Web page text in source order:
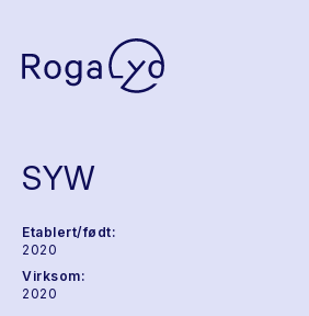
SYW
Etablert/født:
2020
Virksom:
2020